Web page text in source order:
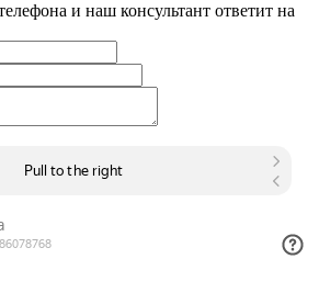
и наш консультант ответит на